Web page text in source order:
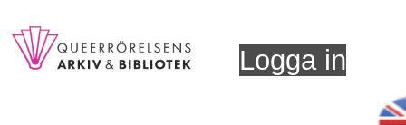
Logga in